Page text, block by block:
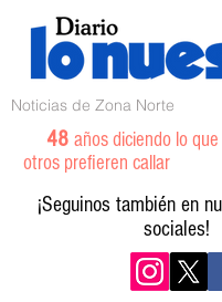
Noticias de Zona Norte
48 años diciendo lo que
otros prefieren callar
¡Seguinos también en
sociales!